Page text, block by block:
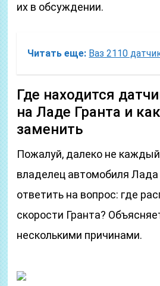
их в обсуждении.
Читать еще: Ваз 2110
Где находится
на Ладе Гранта и
заменить
Пожалуй, далеко не
владелец автомобиля
ответить на вопрос: где
скорости Гранта?
несколькими причинами.